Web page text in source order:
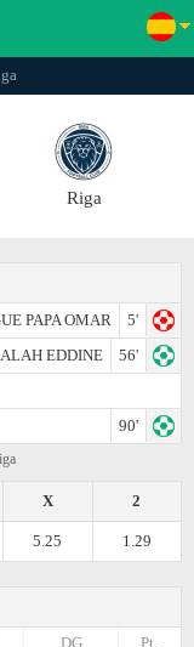
Riga
PAPA OMAR
5'
EDDINE
56'
90'
2
X
1.29
5.25
Pt.
DG